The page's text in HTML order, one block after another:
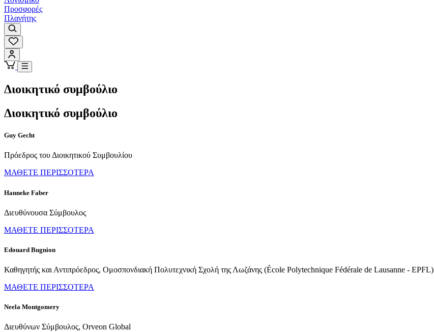
Προσφορές
Πλανήτης
Διοικητικό συμβούλιο
Διοικητικό συμβούλιο
Guy Gecht
Πρόεδρος του Διοικητικού Συμβουλίου
ΜΑΘΕΤΕ ΠΕΡΙΣΣΟΤΕΡΑ
Hanneke Faber
Διευθύνουσα Σύμβουλος
ΜΑΘΕΤΕ ΠΕΡΙΣΣΟΤΕΡΑ
Edouard Bugnion
Καθηγητής και Αντιπρόεδρος, Ομοσπονδιακή Πολυτεχνική Σχολή της Λωζάνης (École Polytechnique Fédérale de Lausanne - EPFL)
ΜΑΘΕΤΕ ΠΕΡΙΣΣΟΤΕΡΑ
Neela Montgomery
Διευθύνων Σύμβουλος, Orveon Global